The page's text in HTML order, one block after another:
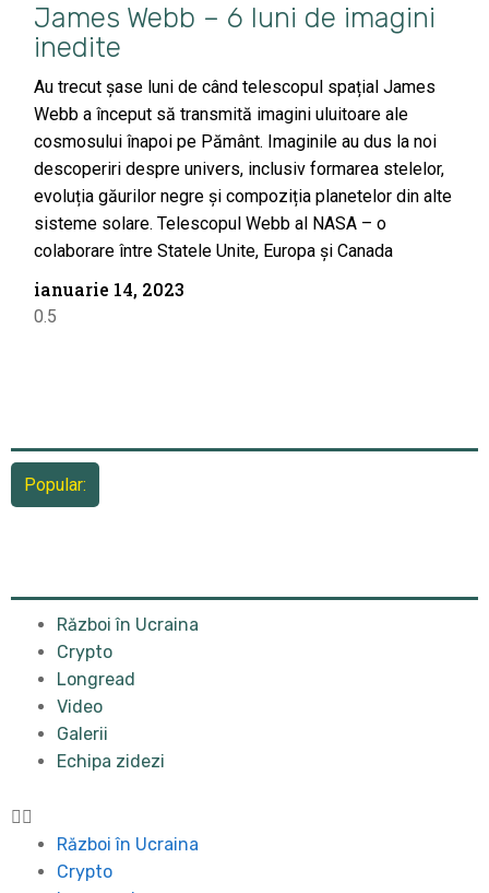
James Webb – 6 luni de imagini
inedite
Au trecut șase luni de când telescopul spațial James
Webb a început să transmită imagini uluitoare ale
cosmosului înapoi pe Pământ. Imaginile au dus la noi
descoperiri despre univers, inclusiv formarea stelelor,
evoluția găurilor negre și compoziția planetelor din alte
sisteme solare. Telescopul Webb al NASA – o
colaborare între Statele Unite, Europa și Canada
ianuarie 14, 2023
Popular:
Război în Ucraina
Crypto
Longread
Video
Galerii
Echipa zidezi
Război în Ucraina
Crypto